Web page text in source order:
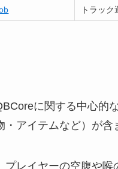
トラック
に関する中心的
・アイテムなど）が含
プレイヤーの空腹や喉